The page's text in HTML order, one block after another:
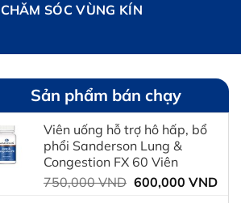
CHĂM SÓC VÙNG KÍN
Sản phẩm bán chạy
Viên uống hỗ trợ hô hấp, bổ
phổi Sanderson Lung &
Congestion FX 60 Viên
750,000VND Giá
600,000 VNDGiá